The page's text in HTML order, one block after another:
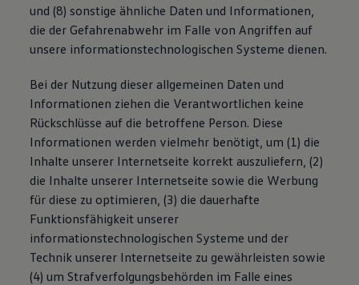
und (8) sonstige ähnliche Daten und Informationen,
die der Gefahrenabwehr im Falle von Angriffen auf
unsere informationstechnologischen Systeme dienen.
Bei der Nutzung dieser allgemeinen Daten und
Informationen ziehen die Verantwortlichen keine
Rückschlüsse auf die betroffene Person. Diese
Informationen werden vielmehr benötigt, um (1) die
Inhalte unserer Internetseite korrekt auszuliefern, (2)
die Inhalte unserer Internetseite sowie die Werbung
für diese zu optimieren, (3) die dauerhafte
Funktionsfähigkeit unserer
informationstechnologischen Systeme und der
Technik unserer Internetseite zu gewährleisten sowie
(4) um Strafverfolgungsbehörden im Falle eines